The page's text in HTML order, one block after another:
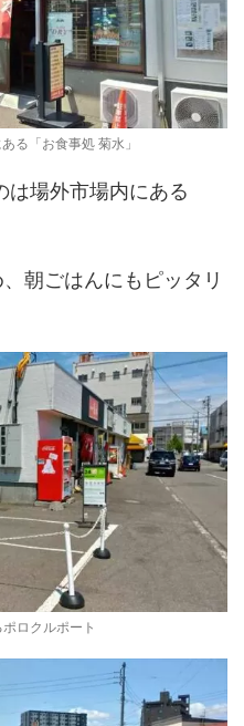
る「お食事処 菊水」
は場外市場内にある
朝ごはんにもピッタリ
ロクルポート